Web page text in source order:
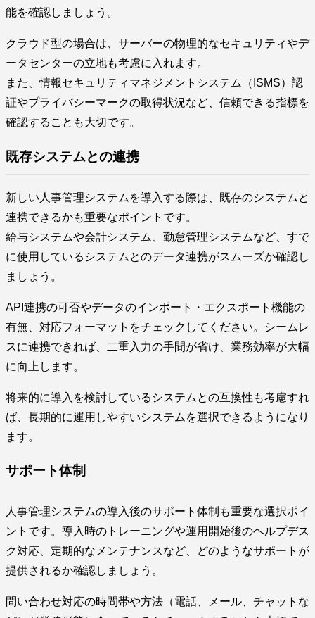
能を確認しましょう。
クラウド型の場合は、サーバーの物理的なセキュリティやデ
ータセンターの立地も考慮に入れます。
また、情報セキュリティマネジメントシステム（ISMS）認
証やプライバシーマークの取得状況など、信頼できる指標を
確認することも大切です。
既存システムとの連携
新しい人事管理システムを導入する際は、既存のシステムと
連携できるかも重要なポイントです。
給与システムや会計システム、勤怠管理システムなど、すで
に使用しているシステムとのデータ連携がスムーズか確認し
ましょう。
API連携の可否やデータのインポート・エクスポート機能の
有無、対応フォーマットをチェックしてください。シームレ
スに連携できれば、二重入力の手間が省け、業務効率が大幅
に向上します。
将来的に導入を検討しているシステムとの互換性も考慮すれ
ば、長期的に運用しやすいシステムを選択できるようになり
ます。
サポート体制
人事管理システムの導入後のサポート体制も重要な選択ポイ
ントです。導入時のトレーニングや運用開始後のヘルプデス
ク対応、定期的なメンテナンスなど、どのようなサポートが
提供されるか確認しましょう。
問い合わせ対応の時間帯や方法（電話、メール、チャットな